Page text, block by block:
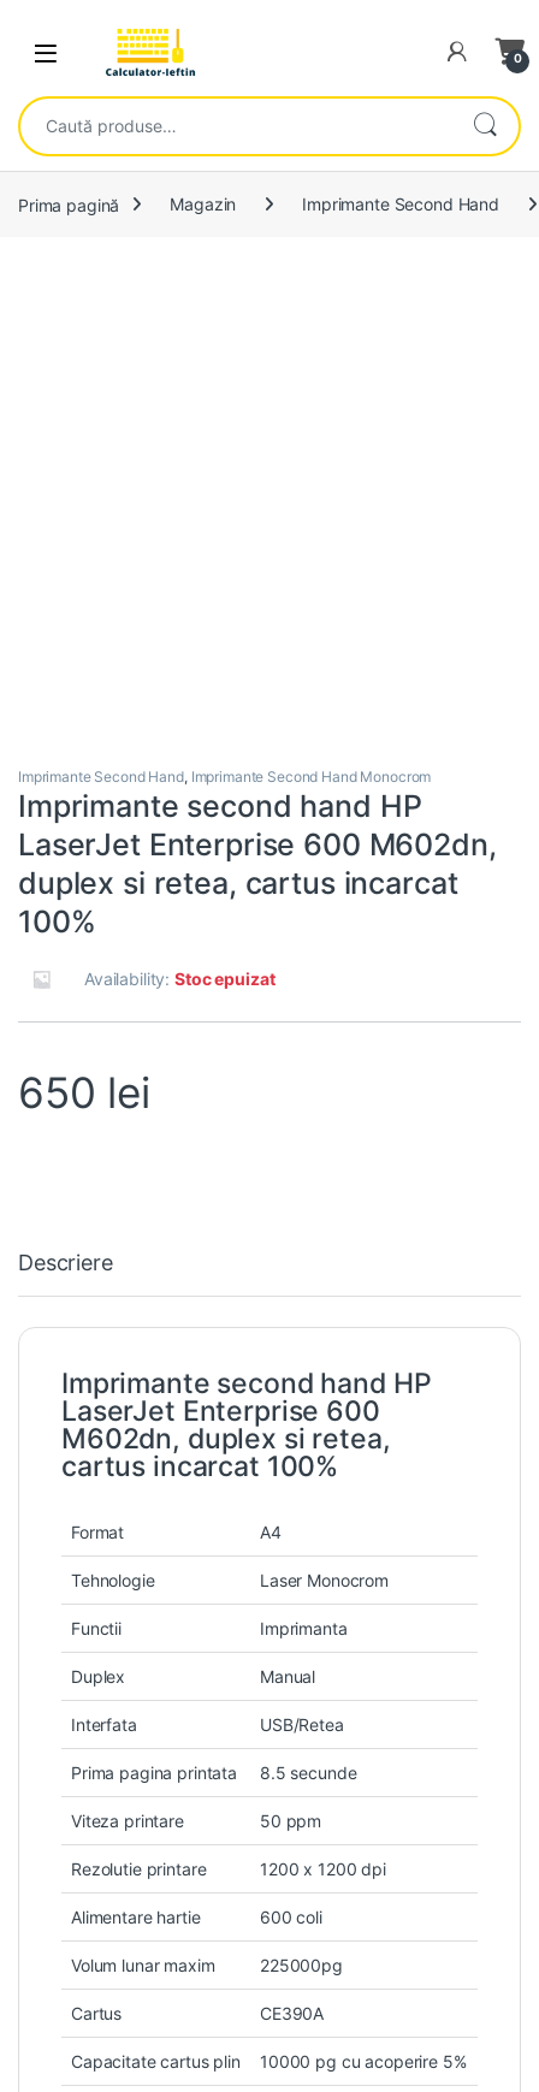
Open 0
Caută după:
Prima pagină Magazin Imprimante Second Hand
Imprimante Second Hand, Imprimante Second Hand Monocrom
Imprimante second hand HP
LaserJet Enterprise 600 M602dn,
duplex si retea, cartus incarcat
100%
Availability:Stoc epuizat
650 lei
Descriere
Imprimante second hand HP
LaserJet Enterprise 600
M602dn, duplex si retea,
cartus incarcat 100%
Format A4
Tehnologie Laser Monocrom
Functii Imprimanta
Duplex Manual
Interfata USB/Retea
Prima pagina printata 8.5 secunde
Viteza printare 50 ppm
Rezolutie printare 1200 x 1200 dpi
Alimentare hartie 600 coli
Volum lunar maxim 225000pg
Cartus CE390A
Capacitate cartus plin 10000 pg cu acoperire 5%